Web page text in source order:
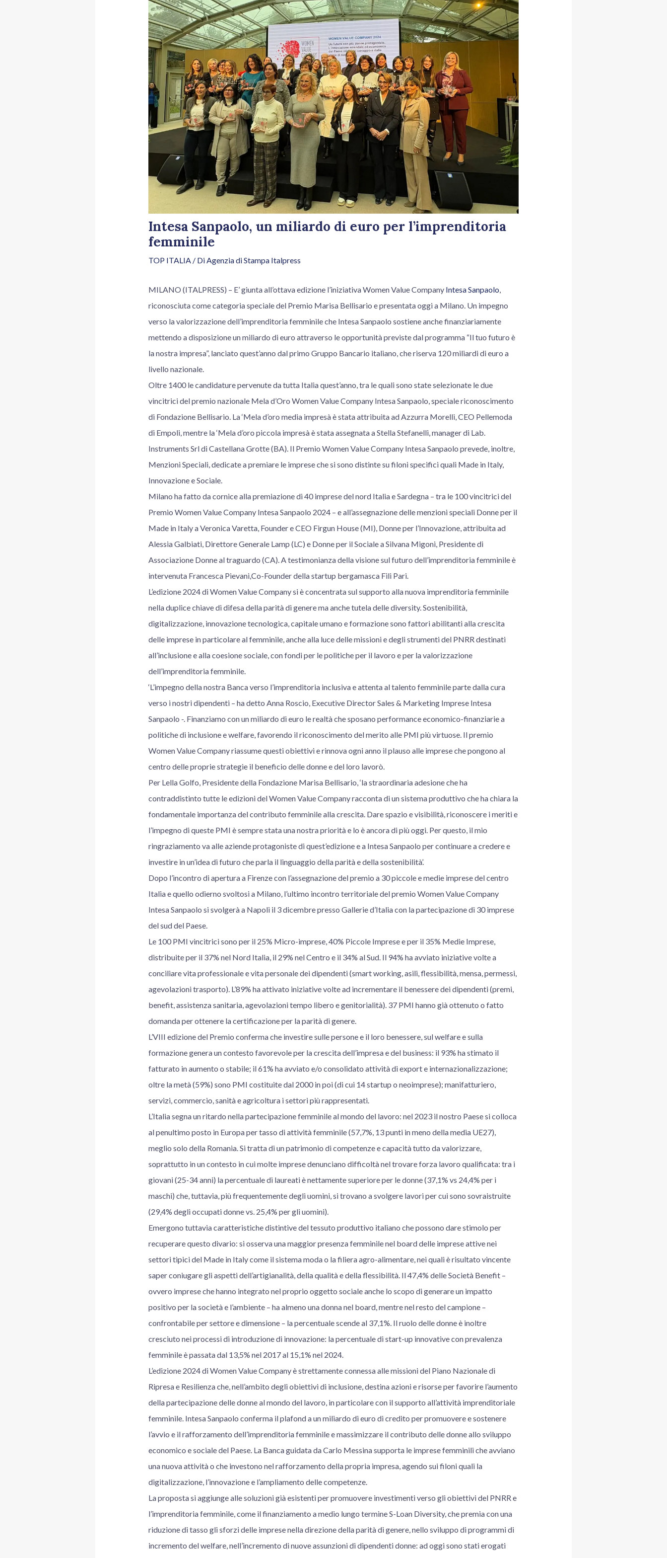
Intesa Sanpaolo, un miliardo di euro per l’imprenditoria
femminile
TOP ITALIA/ DiAgenzia di Stampa Italpress
MILANO (ITALPRESS) – E’ giunta all’ottava edizione l’iniziativa Women Value Company Intesa Sanpaolo,
riconosciuta come categoria speciale del Premio Marisa Bellisario e presentata oggi a Milano. Un impegno
verso la valorizzazione dell’imprenditoria femminile che Intesa Sanpaolo sostiene anche finanziariamente
mettendo a disposizione un miliardo di euro attraverso le opportunità previste dal programma “Il tuo futuro è
la nostra impresa”, lanciato quest’anno dal primo Gruppo Bancario italiano, che riserva 120 miliardi di euro a
livello nazionale.
Oltre 1400 le candidature pervenute da tutta Italia quest’anno, tra le quali sono state selezionate le due
vincitrici del premio nazionale Mela d’Oro Women Value Company Intesa Sanpaolo, speciale riconoscimento
di Fondazione Bellisario. La ‘Mela d’oro media impresà è stata attribuita ad Azzurra Morelli, CEO Pellemoda
di Empoli, mentre la ‘Mela d’oro piccola impresà è stata assegnata a Stella Stefanelli, manager di Lab.
Instruments Srl di Castellana Grotte (BA). Il Premio Women Value Company Intesa Sanpaolo prevede, inoltre,
Menzioni Speciali, dedicate a premiare le imprese che si sono distinte su filoni specifici quali Made in Italy,
Innovazione e Sociale.
Milano ha fatto da cornice alla premiazione di 40 imprese del nord Italia e Sardegna – tra le 100 vincitrici del
Premio Women Value Company Intesa Sanpaolo 2024 – e all’assegnazione delle menzioni speciali Donne per il
Made in Italy a Veronica Varetta, Founder e CEO Firgun House (MI), Donne per l’Innovazione, attribuita ad
Alessia Galbiati, Direttore Generale Lamp (LC) e Donne per il Sociale a Silvana Migoni, Presidente di
Associazione Donne al traguardo (CA). A testimonianza della visione sul futuro dell’imprenditoria femminile è
intervenuta Francesca Pievani,Co-Founder della startup bergamasca Fili Pari.
L’edizione 2024 di Women Value Company si è concentrata sul supporto alla nuova imprenditoria femminile
nella duplice chiave di difesa della parità di genere ma anche tutela delle diversity. Sostenibilità,
digitalizzazione, innovazione tecnologica, capitale umano e formazione sono fattori abilitanti alla crescita
delle imprese in particolare al femminile, anche alla luce delle missioni e degli strumenti del PNRR destinati
all’inclusione e alla coesione sociale, con fondi per le politiche per il lavoro e per la valorizzazione
dell’imprenditoria femminile.
‘L’impegno della nostra Banca verso l’imprenditoria inclusiva e attenta al talento femminile parte dalla cura
verso i nostri dipendenti – ha detto Anna Roscio, Executive Director Sales & Marketing Imprese Intesa
Sanpaolo -. Finanziamo con un miliardo di euro le realtà che sposano performance economico-finanziarie a
politiche di inclusione e welfare, favorendo il riconoscimento del merito alle PMI più virtuose. Il premio
Women Value Company riassume questi obiettivi e rinnova ogni anno il plauso alle imprese che pongono al
centro delle proprie strategie il beneficio delle donne e del loro lavorò.
Per Lella Golfo, Presidente della Fondazione Marisa Bellisario, ‘la straordinaria adesione che ha
contraddistinto tutte le edizioni del Women Value Company racconta di un sistema produttivo che ha chiara la
fondamentale importanza del contributo femminile alla crescita. Dare spazio e visibilità, riconoscere i meriti e
l’impegno di queste PMI è sempre stata una nostra priorità e lo è ancora di più oggi. Per questo, il mio
ringraziamento va alle aziende protagoniste di quest’edizione e a Intesa Sanpaolo per continuare a credere e
investire in un’idea di futuro che parla il linguaggio della parità e della sostenibilità’.
Dopo l’incontro di apertura a Firenze con l’assegnazione del premio a 30 piccole e medie imprese del centro
Italia e quello odierno svoltosi a Milano, l’ultimo incontro territoriale del premio Women Value Company
Intesa Sanpaolo si svolgerà a Napoli il 3 dicembre presso Gallerie d’Italia con la partecipazione di 30 imprese
del sud del Paese.
Le 100 PMI vincitrici sono per il 25% Micro-imprese, 40% Piccole Imprese e per il 35% Medie Imprese,
distribuite per il 37% nel Nord Italia, il 29% nel Centro e il 34% al Sud. Il 94% ha avviato iniziative volte a
conciliare vita professionale e vita personale dei dipendenti (smart working, asili, flessibilità, mensa, permessi,
agevolazioni trasporto). L’89% ha attivato iniziative volte ad incrementare il benessere dei dipendenti (premi,
benefit, assistenza sanitaria, agevolazioni tempo libero e genitorialità). 37 PMI hanno già ottenuto o fatto
domanda per ottenere la certificazione per la parità di genere.
L’VIII edizione del Premio conferma che investire sulle persone e il loro benessere, sul welfare e sulla
formazione genera un contesto favorevole per la crescita dell’impresa e del business: il 93% ha stimato il
fatturato in aumento o stabile; il 61% ha avviato e/o consolidato attività di export e internazionalizzazione;
oltre la metà (59%) sono PMI costituite dal 2000 in poi (di cui 14 startup o neoimprese); manifatturiero,
servizi, commercio, sanità e agricoltura i settori più rappresentati.
L’Italia segna un ritardo nella partecipazione femminile al mondo del lavoro: nel 2023 il nostro Paese si colloca
al penultimo posto in Europa per tasso di attività femminile (57,7%, 13 punti in meno della media UE27),
meglio solo della Romania. Si tratta di un patrimonio di competenze e capacità tutto da valorizzare,
soprattutto in un contesto in cui molte imprese denunciano difficoltà nel trovare forza lavoro qualificata: tra i
giovani (25-34 anni) la percentuale di laureati è nettamente superiore per le donne (37,1% vs 24,4% per i
maschi) che, tuttavia, più frequentemente degli uomini, si trovano a svolgere lavori per cui sono sovraistruite
(29,4% degli occupati donne vs. 25,4% per gli uomini).
Emergono tuttavia caratteristiche distintive del tessuto produttivo italiano che possono dare stimolo per
recuperare questo divario: si osserva una maggior presenza femminile nel board delle imprese attive nei
settori tipici del Made in Italy come il sistema moda o la filiera agro-alimentare, nei quali è risultato vincente
saper coniugare gli aspetti dell’artigianalità, della qualità e della flessibilità. Il 47,4% delle Società Benefit –
ovvero imprese che hanno integrato nel proprio oggetto sociale anche lo scopo di generare un impatto
positivo per la società e l’ambiente – ha almeno una donna nel board, mentre nel resto del campione –
confrontabile per settore e dimensione – la percentuale scende al 37,1%. Il ruolo delle donne è inoltre
cresciuto nei processi di introduzione di innovazione: la percentuale di start-up innovative con prevalenza
femminile è passata dal 13,5% nel 2017 al 15,1% nel 2024.
L’edizione 2024 di Women Value Company è strettamente connessa alle missioni del Piano Nazionale di
Ripresa e Resilienza che, nell’ambito degli obiettivi di inclusione, destina azioni e risorse per favorire l’aumento
della partecipazione delle donne al mondo del lavoro, in particolare con il supporto all’attività imprenditoriale
femminile. Intesa Sanpaolo conferma il plafond a un miliardo di euro di credito per promuovere e sostenere
l’avvio e il rafforzamento dell’imprenditoria femminile e massimizzare il contributo delle donne allo sviluppo
economico e sociale del Paese. La Banca guidata da Carlo Messina supporta le imprese femminili che avviano
una nuova attività o che investono nel rafforzamento della propria impresa, agendo sui filoni quali la
digitalizzazione, l’innovazione e l’ampliamento delle competenze.
La proposta si aggiunge alle soluzioni già esistenti per promuovere investimenti verso gli obiettivi del PNRR e
l’imprenditoria femminile, come il finanziamento a medio lungo termine S-Loan Diversity, che premia con una
riduzione di tasso gli sforzi delle imprese nella direzione della parità di genere, nello sviluppo di programmi di
incremento del welfare, nell’incremento di nuove assunzioni di dipendenti donne: ad oggi sono stati erogati